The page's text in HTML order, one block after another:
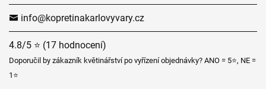
info@kopretinakarlovyvary.cz
4.8/5 ⭐ (17 hodnocení)
Doporučil by zákazník květinářství po vyřízení objednávky? ANO = 5⭐, NE =
1⭐